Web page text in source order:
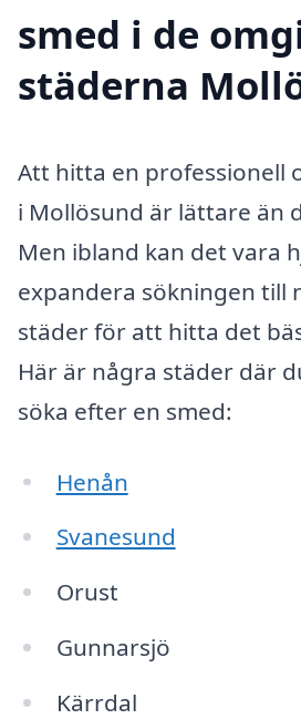
smed i de
städerna
Att hitta en professionell
i Mollösund är lättare än
Men ibland kan det vara
expandera sökningen till
städer för att hitta det
Här är några städer där
söka efter en smed:
Henån
Svanesund
Orust
Gunnarsjö
Kärrdal